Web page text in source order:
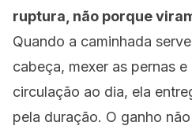
ruptura, não porque
Quando a caminhada
cabeça, mexer as pernas
circulação ao dia, ela
pela duração. O ganho